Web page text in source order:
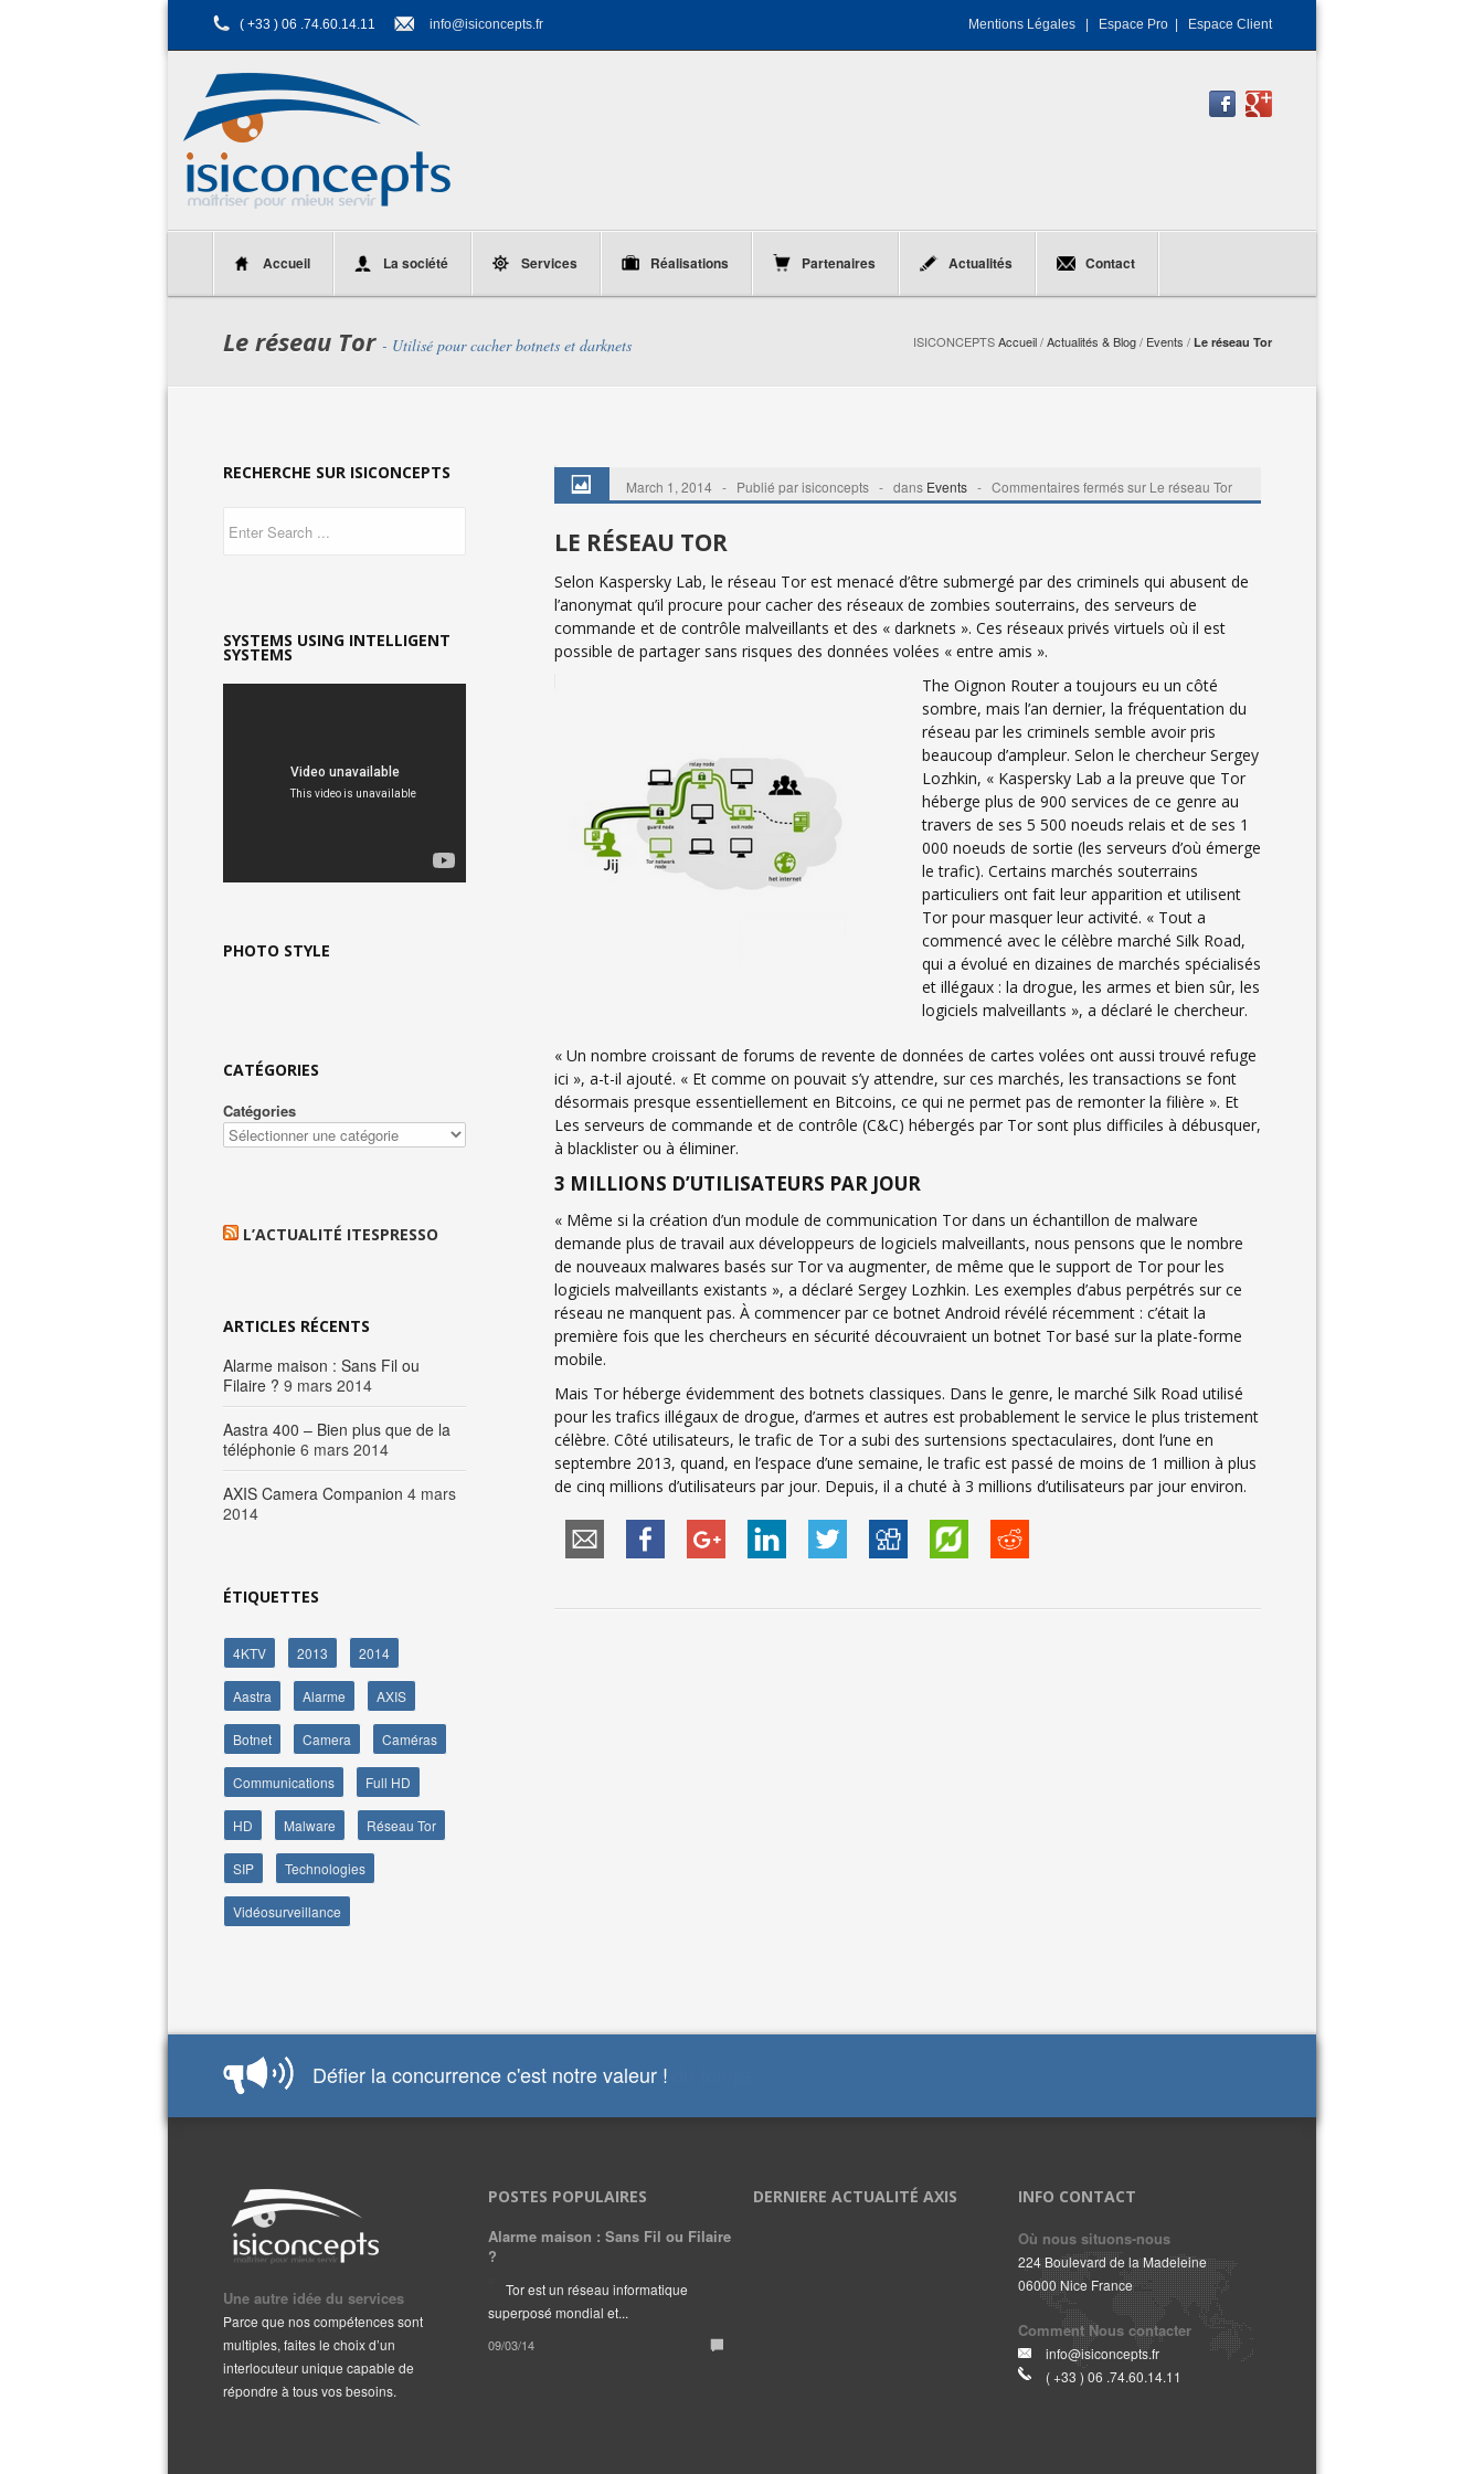
( +33 ) 06 .74.60.14.11 info@isiconcepts.fr Mentions Légales Espace Pro Espace Client
Accueil La société Services Réalisations Partenaires Actualités Contact
Le réseau Tor - Utilisé pour cacher botnets et darknets ISICONCEPTSAccueil/Actualités & Blog/ Events / Le réseau Tor
March 1, 2014 - Publié par isiconcepts - dans Events - Commentaires ferméssur Le réseau Tor
LE RÉSEAU TOR
Selon Kaspersky Lab, le réseau Tor est menacé d’être submergé par des criminels qui abusent de
l’anonymat qu’il procure pour cacher des réseaux de zombies souterrains, des serveurs de
commande et de contrôle malveillants et des « darknets ». Ces réseaux privés virtuels où il est
possible de partager sans risques des données volées « entre amis ».
The Oignon Router a toujours eu un côté
sombre, mais l’an dernier, la fréquentation du
réseau par les criminels semble avoir pris
beaucoup d’ampleur. Selon le chercheur Sergey
Lozhkin, « Kaspersky Lab a la preuve que Tor
héberge plus de 900 services de ce genre au
travers de ses 5 500 noeuds relais et de ses 1
000 noeuds de sortie (les serveurs d’où émerge
le trafic). Certains marchés souterrains
particuliers ont fait leur apparition et utilisent
Tor pour masquer leur activité. « Tout a
commencé avec le célèbre marché Silk Road,
qui a évolué en dizaines de marchés spécialisés
et illégaux : la drogue, les armes et bien sûr, les
logiciels malveillants », a déclaré le chercheur.
« Un nombre croissant de forums de revente de données de cartes volées ont aussi trouvé refuge
ici », a-t-il ajouté. « Et comme on pouvait s’y attendre, sur ces marchés, les transactions se font
désormais presque essentiellement en Bitcoins, ce qui ne permet pas de remonter la filière ». Et
Les serveurs de commande et de contrôle (C&C) hébergés par Tor sont plus difficiles à débusquer,
à blacklister ou à éliminer.
3 MILLIONS D’UTILISATEURS PAR JOUR
« Même si la création d’un module de communication Tor dans un échantillon de malware
demande plus de travail aux développeurs de logiciels malveillants, nous pensons que le nombre
de nouveaux malwares basés sur Tor va augmenter, de même que le support de Tor pour les
logiciels malveillants existants », a déclaré Sergey Lozhkin. Les exemples d’abus perpétrés sur ce
réseau ne manquent pas. À commencer par ce botnet Android révélé récemment : c’était la
première fois que les chercheurs en sécurité découvraient un botnet Tor basé sur la plate-forme
mobile.
Mais Tor héberge évidemment des botnets classiques. Dans le genre, le marché Silk Road utilisé
pour les trafics illégaux de drogue, d’armes et autres est probablement le service le plus tristement
célèbre. Côté utilisateurs, le trafic de Tor a subi des surtensions spectaculaires, dont l’une en
septembre 2013, quand, en l’espace d’une semaine, le trafic est passé de moins de 1 million à plus
de cinq millions d’utilisateurs par jour. Depuis, il a chuté à 3 millions d’utilisateurs par jour environ.
RECHERCHE SUR ISICONCEPTS
SYSTEMS USING INTELLIGENT
SYSTEMS
PHOTO STYLE
CATÉGORIES
Catégories
L’ACTUALITÉ ITESPRESSO
ARTICLES RÉCENTS
Alarme maison : Sans Fil ou
Filaire ? 9 mars 2014
Aastra 400 – Bien plus que de la
téléphonie 6 mars 2014
AXIS Camera Companion 4 mars
2014
ÉTIQUETTES
4KTV 2013 2014
Aastra Alarme AXIS
Botnet Camera Caméras
Communications Full HD
HD Malware Réseau Tor
SIP Technologies
Vidéosurveillance
Défier la concurrence c'est notre valeur !
Une autre idée du services
Parce que nos compétences sont
multiples, faites le choix d’un
interlocuteur unique capable de
répondre à tous vos besoins.
POSTES POPULAIRES
Alarme maison : Sans Fil ou Filaire
?
Tor est un réseau informatique
superposé mondial et...
09/03/14
DERNIERE ACTUALITÉ AXIS
INFO CONTACT
Où nous situons-nous
224 Boulevard de la Madeleine
06000 Nice France
Comment Nous contacter
info@isiconcepts.fr
( +33 ) 06 .74.60.14.11